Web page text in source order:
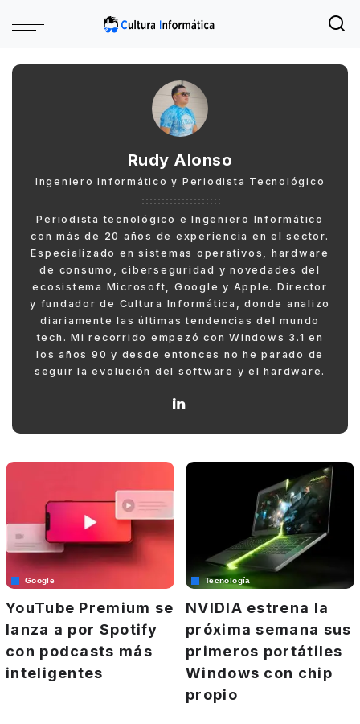
Rudy Alonso
Ingeniero Informático y Periodista Tecnológico
Periodista tecnológico e Ingeniero Informático
con más de 20 años de experiencia en el sector.
Especializado en sistemas operativos, hardware
de consumo, ciberseguridad y novedades del
ecosistema Microsoft, Google y Apple. Director
y fundador de Cultura Informática, donde analizo
diariamente las últimas tendencias del mundo
tech. Mi recorrido empezó con Windows 3.1 en
los años 90 y desde entonces no he parado de
seguir la evolución del software y el hardware.
Google
YouTube Premium se
lanza a por Spotify
con podcasts más
inteligentes
Tecnología
NVIDIA estrena la
próxima semana sus
primeros portátiles
Windows con chip
propio